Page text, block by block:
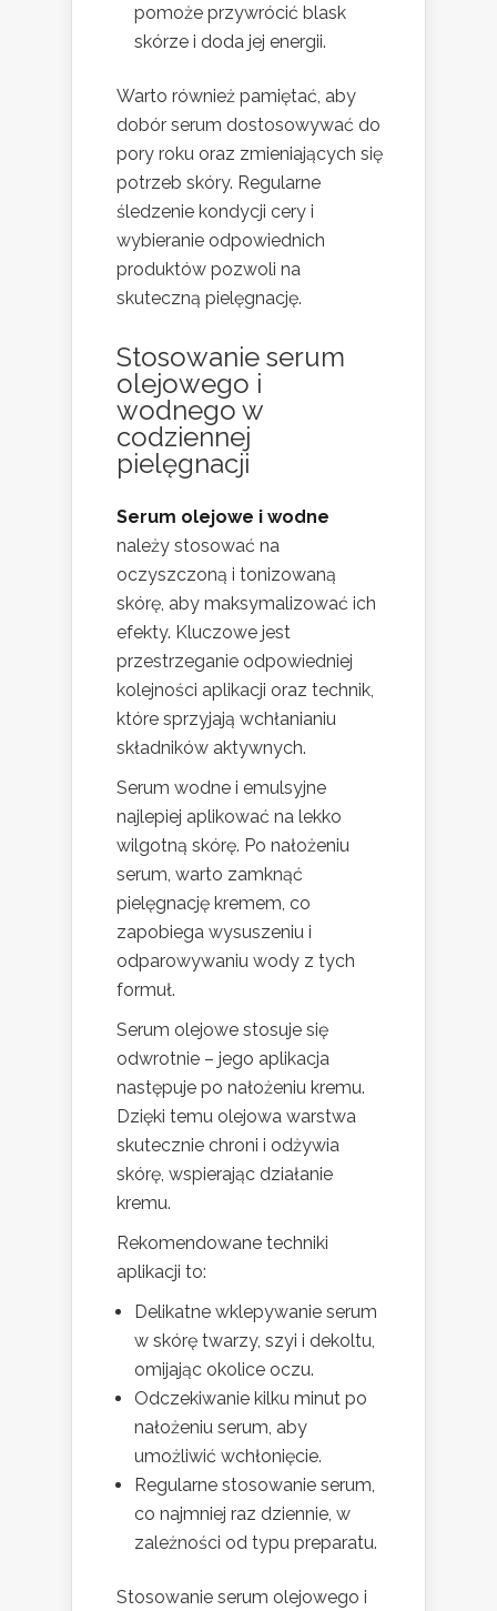
pomoże przywrócić blask
skórze i doda jej energii.
Warto również pamiętać, aby
dobór serum dostosowywać do
pory roku oraz zmieniających się
potrzeb skóry. Regularne
śledzenie kondycji cery i
wybieranie odpowiednich
produktów pozwoli na
skuteczną pielęgnację.
Stosowanie serum
olejowego i
wodnego w
codziennej
pielęgnacji
Serum olejowe i wodne
należy stosować na
oczyszczoną i tonizowaną
skórę, aby maksymalizować ich
efekty. Kluczowe jest
przestrzeganie odpowiedniej
kolejności aplikacji oraz technik,
które sprzyjają wchłanianiu
składników aktywnych.
Serum wodne i emulsyjne
najlepiej aplikować na lekko
wilgotną skórę. Po nałożeniu
serum, warto zamknąć
pielęgnację kremem, co
zapobiega wysuszeniu i
odparowywaniu wody z tych
formuł.
Serum olejowe stosuje się
odwrotnie – jego aplikacja
następuje po nałożeniu kremu.
Dzięki temu olejowa warstwa
skutecznie chroni i odżywia
skórę, wspierając działanie
kremu.
Rekomendowane techniki
aplikacji to:
Delikatne wklepywanie serum
w skórę twarzy, szyi i dekoltu,
omijając okolice oczu.
Odczekiwanie kilku minut po
nałożeniu serum, aby
umożliwić wchłonięcie.
Regularne stosowanie serum,
co najmniej raz dziennie, w
zależności od typu preparatu.
Stosowanie serum olejowego i